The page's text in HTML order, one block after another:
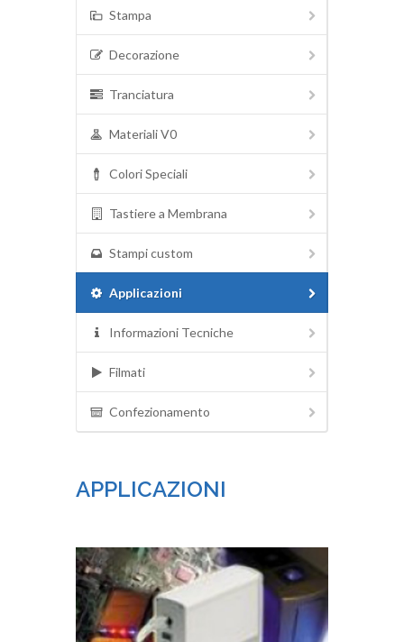
Stampa
Decorazione
Tranciatura
Materiali V0
Colori Speciali
Tastiere a Membrana
Stampi custom
Applicazioni
Informazioni Tecniche
Filmati
Confezionamento
APPLICAZIONI